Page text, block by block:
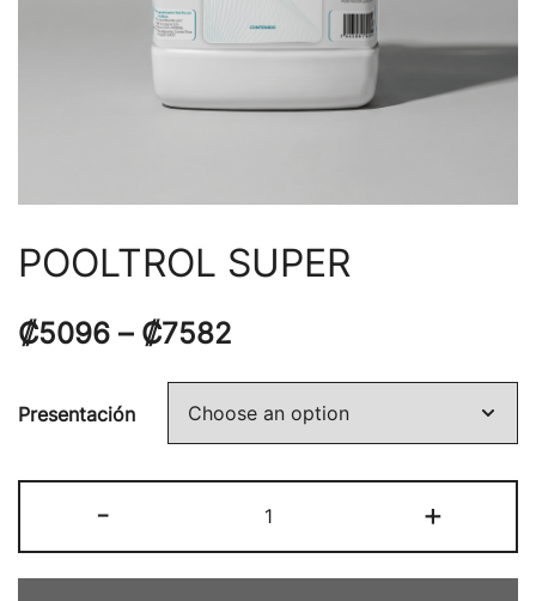
POOLTROL SUPER
₡5096 – ₡7582
Presentación
- +